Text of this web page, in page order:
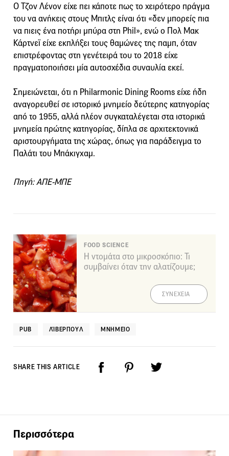
Ο Τζον Λένον είχε πει κάποτε πως το χειρότερο πράγμα
του να ανήκεις στους Μπιτλς είναι ότι «δεν μπορείς πια
να πιεις ένα ποτήρι μπύρα στη Phil», ενώ ο Πολ Μακ
Κάρτνεϊ είχε εκπλήξει τους θαμώνες της παμπ, όταν
επιστρέφοντας στη γενέτειρά του το 2018 είχε
πραγματοποιήσει μία αυτοσχέδια συναυλία εκεί.
Σημειώνεται, ότι η Philarmonic Dining Rooms είχε ήδη
αναγορευθεί σε ιστορικό μνημείο δεύτερης κατηγορίας
από το 1955, αλλά πλέον συγκαταλέγεται στα ιστορικά
μνημεία πρώτης κατηγορίας, δίπλα σε αρχιτεκτονικά
αριστουργήματα της χώρας, όπως για παράδειγμα το
Παλάτι του Μπάκιγχαμ.
Πηγή: ΑΠΕ-ΜΠΕ
FOOD SCIENCE
Η ντομάτα στο μικροσκόπιο: Τι
συμβαίνει όταν την αλατίζουμε;
ΣΥΝΕΧΕΙΑ
PUB ΛΊΒΕΡΠΟΥΛ ΜΝΗΜΕΊΟ
SHARE THIS ARTICLE
Περισσότερα